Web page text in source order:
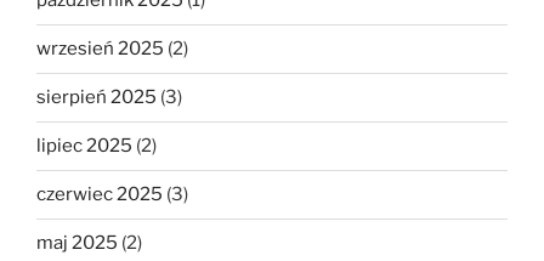
wrzesień 2025 (2)
sierpień 2025 (3)
lipiec 2025 (2)
czerwiec 2025 (3)
maj 2025 (2)